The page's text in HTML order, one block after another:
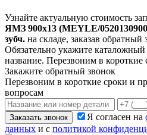
Узнайте актуальную стоимость
ЯМЗ 900х13 (MEYLE/
зубч. на складе, заказав
Обязательно укажите
название. Перезвоним в короткие
Закажите обратный звонок
Перезвоним в короткие сроки и
вопросам
Заказать звонок Я согласен на
данных и с политикой